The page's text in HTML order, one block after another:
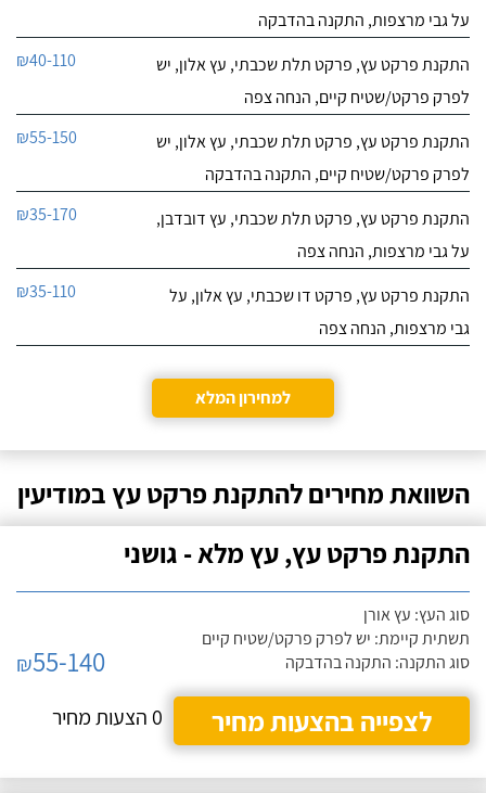
על גבי מרצפות, התקנה בהדבקה
התקנת פרקט עץ, פרקט תלת שכבתי, עץ אלון, יש
לפרק פרקט/שטיח קיים, הנחה צפה
₪40-110
התקנת פרקט עץ, פרקט תלת שכבתי, עץ אלון, יש
לפרק פרקט/שטיח קיים, התקנה בהדבקה
₪55-150
התקנת פרקט עץ, פרקט תלת שכבתי, עץ דובדבן,
על גבי מרצפות, הנחה צפה
₪35-170
התקנת פרקט עץ, פרקט דו שכבתי, עץ אלון, על
גבי מרצפות, הנחה צפה
₪35-110
למחירון המלא
השוואת מחירים להתקנת פרקט עץ במודיעין
התקנת פרקט עץ, עץ מלא - גושני
סוג העץ: עץ אורן
תשתית קיימת: יש לפרק פרקט/שטיח קיים
סוג התקנה: התקנה בהדבקה
₪55-140
לצפייה בהצעות מחיר
0 הצעות מחיר